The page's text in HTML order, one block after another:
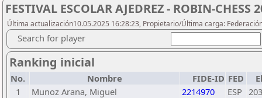
FESTIVAL ESCOLAR AJEDREZ - ROBIN-
Última actualización10.05.2025 16:28:23, Propietario/Última carga:
Search for player
Ranking inicial
No. Nombre FIDE-ID FED
1
Munoz Arana, Miguel 2214970 ESP